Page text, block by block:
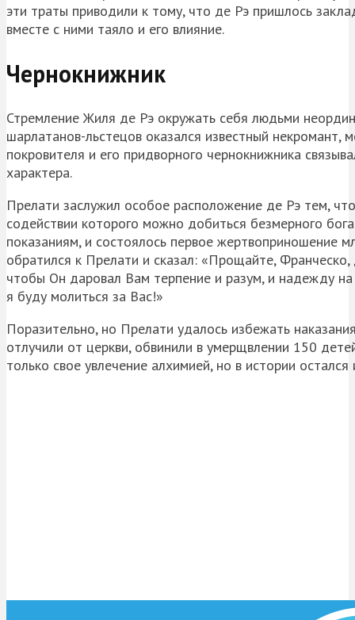
эти траты приводили к тому, что де Рэ пришлось
вместе с ними таяло и его влияние.
Чернокнижник
Стремление Жиля де Рэ окружать себя людьми
шарлатанов-льстецов оказался известный
покровителя и его придворного чернокнижника
характера.
Прелати заслужил особое расположение де Рэ тем,
содействии которого можно добиться безмерного
показаниям, и состоялось первое жертвоприношение
обратился к Прелати и сказал: «Прощайте,
чтобы Он даровал Вам терпение и разум, и надежду
я буду молиться за Вас!»
Поразительно, но Прелати удалось избежать
отлучили от церкви, обвинили в умерщвлении 150
только свое увлечение алхимией, но в истории